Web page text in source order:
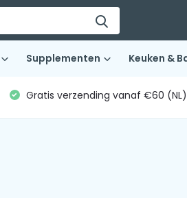
Supplementen Keuken &
Gratis verzending vanaf €60